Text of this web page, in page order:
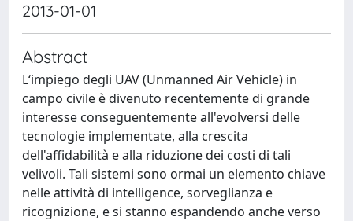
2013-01-01
Abstract
L‘impiego degli UAV (Unmanned Air Vehicle) in
campo civile è divenuto recentemente di grande
interesse conseguentemente all'evolversi delle
tecnologie implementate, alla crescita
dell'affidabilità e alla riduzione dei costi di tali
velivoli. Tali sistemi sono ormai un elemento chiave
nelle attività di intelligence, sorveglianza e
ricognizione, e si stanno espandendo anche verso